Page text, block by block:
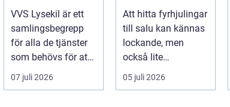
VVS Lysekil är ett
samlingsbegrepp
för alla de tjänster
som behövs för att
vatten, värme och
avlopp ...
07 juli 2026
köp
Att hitta fyrhjulingar
till salu kan kännas
lockande, men
också lite
överväldigande.
Utbudet är stor...
05 juli 2026